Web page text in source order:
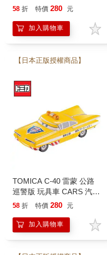
汽車總動員 多美小汽車
58 折 特價 280 元
加入購物車
【日本正版授權商品】
TOMICA C-40 雷蒙 公路
巡警版 玩具車 CARS 汽車
總動員 多美小汽車
58 折 特價 280 元
加入購物車